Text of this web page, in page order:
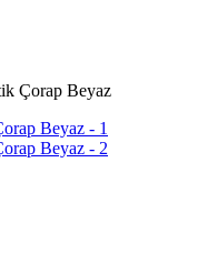
Çorap Beyaz